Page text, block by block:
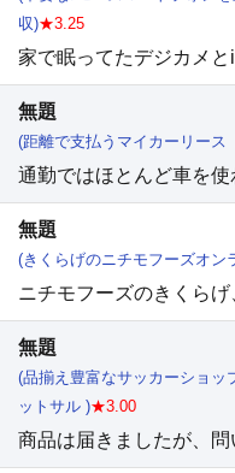
収)★3.25
家で眠ってたデジカメ
無題
(距離で支払うマイカーリース
通勤ではほとんど車を
無題
(きくらげのニチモフーズオン
ニチモフーズのきくら
無題
(品揃え豊富なサッカーショッ
ットサル )★3.00
商品は届きましたが、